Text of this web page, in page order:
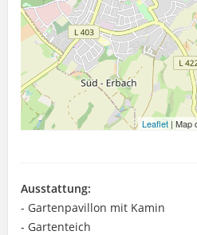
Leaflet | Map
Ausstattung:
- Gartenpavillon mit Kamin
- Gartenteich